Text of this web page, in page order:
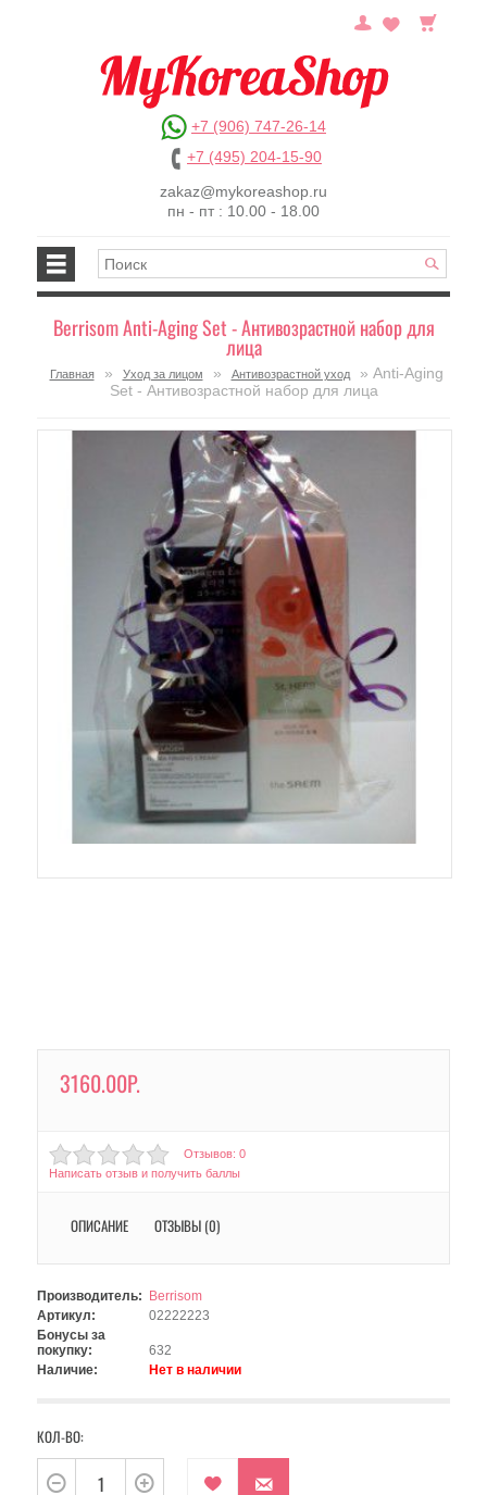
+7 (906) 747-26-14
+7 (495) 204-15-90
zakaz@mykoreashop.ru
пн - пт : 10.00 - 18.00
Berrisom Anti-Aging Set - Антивозрастной набор для
лица
Главная » Уход за лицом » Антивозрастной уход
» Anti-Aging
Set - Антивозрастной набор для лица
3160.00Р.
Отзывов: 0
Написать отзыв и получить баллы
ОПИСАНИЕ ОТЗЫВЫ (0)
Производитель:
Berrisom
Артикул:
02222223
Бонусы за
покупку:
632
Наличие:
Нет в наличии
КОЛ-ВО: